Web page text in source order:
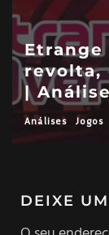
revolta,
| Análise
Análises Jogos
DEIXE